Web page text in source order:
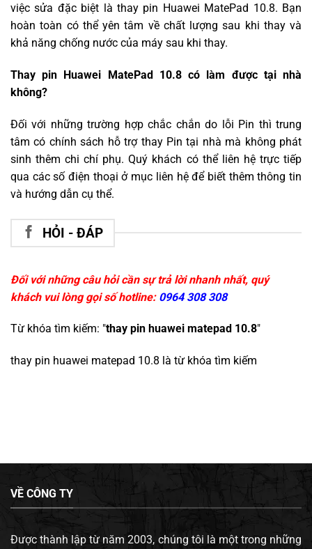
việc sửa đặc biệt là thay pin Huawei MatePad 10.8. Bạn
hoàn toàn có thể yên tâm về chất lượng sau khi thay và
khả năng chống nước của máy sau khi thay.
Thay pin Huawei MatePad 10.8 có làm được tại nhà
không?
Đối với những trường hợp chắc chắn do lỗi Pin thì trung
tâm có chính sách hỗ trợ thay Pin tại nhà mà không phát
sinh thêm chi chí phụ. Quý khách có thể liên hệ trực tiếp
qua các số điện thoại ở mục liên hệ để biết thêm thông tin
và hướng dẫn cụ thể.
HỎI - ĐÁP
Đối với những câu hỏi cần sự trả lời nhanh nhất, quý
khách vui lòng gọi số hotline: 0964 308 308
Từ khóa tìm kiếm: "thay pin huawei matepad 10.8"
thay pin huawei matepad 10.8 là từ khóa tìm kiếm
VỀ CÔNG TY
Được thành lập từ năm 2003, chúng tôi là một trong những